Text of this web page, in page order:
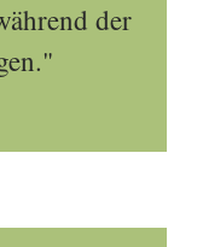
der